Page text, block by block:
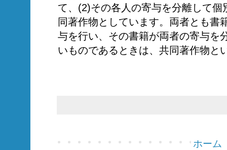
て、(2)その各人の寄与を分離して
同著作物としています。両者とも書
与を行い、その書籍が両者の寄与を
いものであるときは、共同著作物と
ホーム